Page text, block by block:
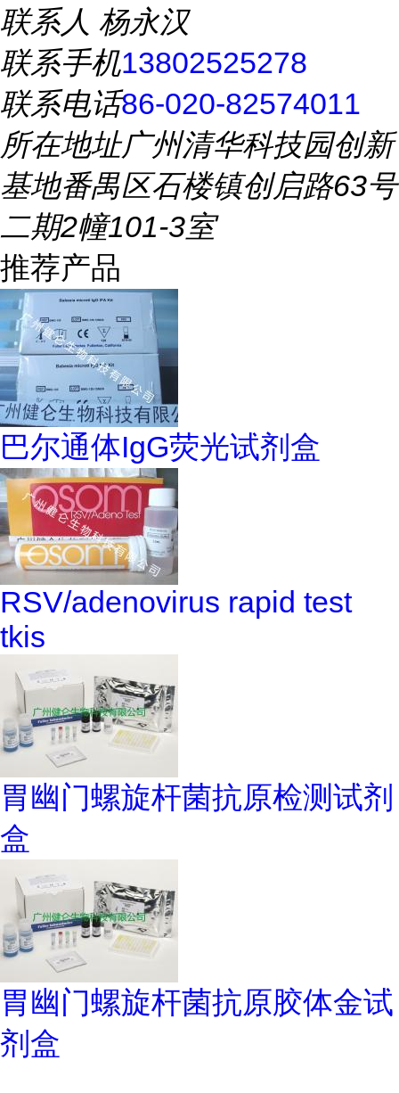
联系人 杨永汉
联系手机13802525278
联系电话86-020-82574011
所在地址广州清华科技园创新
基地番禺区石楼镇创启路63号
二期2幢101-3室
推荐产品
巴尔通体IgG荧光试剂盒
RSV/adenovirus rapid test
tkis
胃幽门螺旋杆菌抗原检测试剂
盒
胃幽门螺旋杆菌抗原胶体金试
剂盒